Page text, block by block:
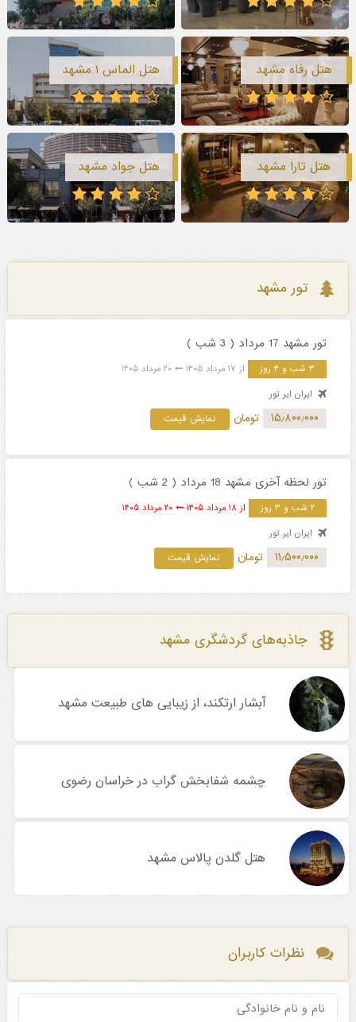
هتل رفاه مشهد هتل الماس ۱ مشهد
هتل تارا مشهد هتل جواد مشهد
تور مشهد
تور مشهد 17 مرداد ( 3 شب )
۳ شب و ۴ روز از ۱۷ مرداد ۱۴۰۵
۲۰ مرداد ۱۴۰۵
ایران ایر تور
۱۵٫۸۰۰٫۰۰۰ تومان نمایش قیمت
تور لحظه آخری مشهد 18 مرداد ( 2 شب )
۲ شب و ۳ روز از ۱۸ مرداد ۱۴۰۵
۲۰ مرداد ۱۴۰۵
ایران ایر تور
۱۱٫۵۰۰٫۰۰۰ تومان نمایش قیمت
جاذبه‌های گردشگری مشهد
آبشار ارتکند، از زیبایی های طبیعت مشهد
چشمه شفابخش گراب در خراسان رضوی
هتل گلدن پالاس مشهد
نظرات کاربران